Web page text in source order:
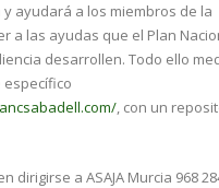
y ayudará a los miembros de la
a las ayudas que el Plan
desarrollen. Todo ello
específico
, con un
dirigirse a ASAJA Murcia 968